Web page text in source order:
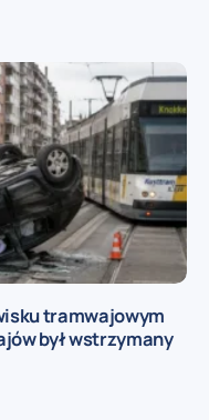
tramwajowym
był wstrzymany